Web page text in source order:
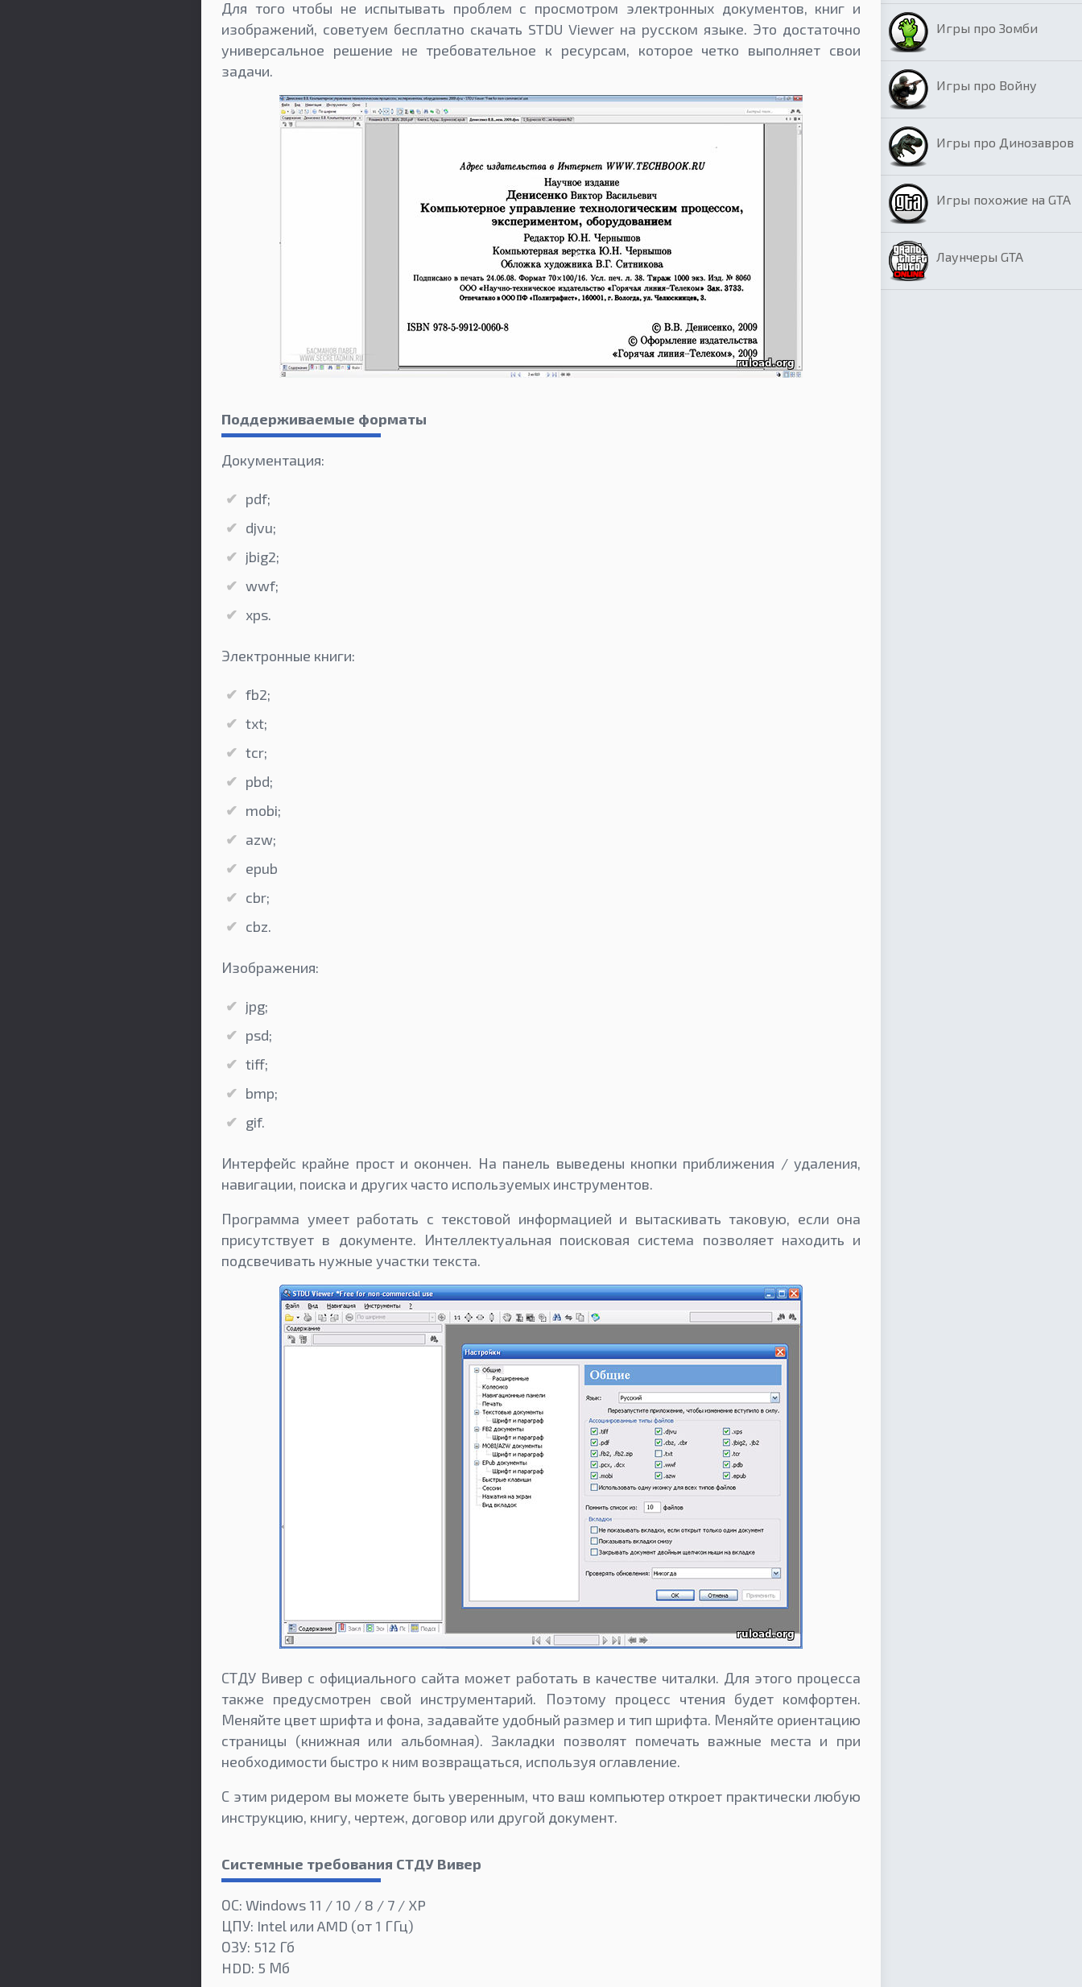
Для того чтобы не испытывать проблем с просмотром электронных документов, книг и
изображений, советуем бесплатно скачать STDU Viewer на русском языке. Это достаточно
универсальное решение не требовательное к ресурсам, которое четко выполняет свои
задачи.
Поддерживаемые форматы
Документация:
pdf;
djvu;
jbig2;
wwf;
xps.
Электронные книги:
fb2;
txt;
tcr;
pbd;
mobi;
azw;
epub
cbr;
cbz.
Изображения:
jpg;
psd;
tiff;
bmp;
gif.
Интерфейс крайне прост и окончен. На панель выведены кнопки приближения / удаления,
навигации, поиска и других часто используемых инструментов.
Программа умеет работать с текстовой информацией и вытаскивать таковую, если она
присутствует в документе. Интеллектуальная поисковая система позволяет находить и
подсвечивать нужные участки текста.
СТДУ Вивер с официального сайта может работать в качестве читалки. Для этого процесса
также предусмотрен свой инструментарий. Поэтому процесс чтения будет комфортен.
Меняйте цвет шрифта и фона, задавайте удобный размер и тип шрифта. Меняйте ориентацию
страницы (книжная или альбомная). Закладки позволят помечать важные места и при
необходимости быстро к ним возвращаться, используя оглавление.
С этим ридером вы можете быть уверенным, что ваш компьютер откроет практически любую
инструкцию, книгу, чертеж, договор или другой документ.
Системные требования СТДУ Вивер
ОС: Windows 11 / 10 / 8 / 7 / XP
ЦПУ: Intel или AMD (от 1 ГГц)
ОЗУ: 512 Гб
HDD: 5 Мб
Игры про Зомби
Игры про Войну
Игры про Динозавров
Игры похожие на GTA
Лаунчеры GTA